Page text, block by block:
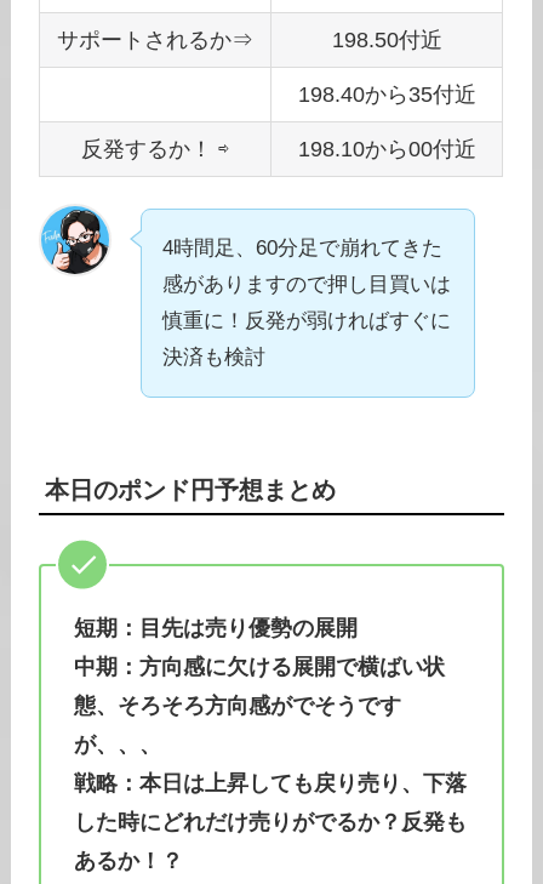
サポートされるか⇒ 198.50付近
198.40から35付近
反発するか！ ⇨ 198.10から00付近
4時間足、60分足で崩れてきた
感がありますので押し目買いは
慎重に！反発が弱ければすぐに
決済も検討
本日のポンド円予想まとめ
短期：目先は売り優勢の展開
中期：方向感に欠ける展開で横ばい状
態、そろそろ方向感がでそうです
が、、、
戦略：本日は上昇しても戻り売り、下落
した時にどれだけ売りがでるか？反発も
あるか！？